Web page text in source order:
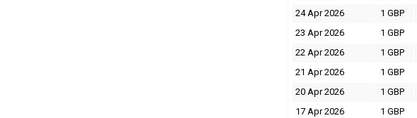
24 Apr 2026
1 GBP
23 Apr 2026
1 GBP
22 Apr 2026
1 GBP
21 Apr 2026
1 GBP
20 Apr 2026
1 GBP
17 Apr 2026
1 GBP